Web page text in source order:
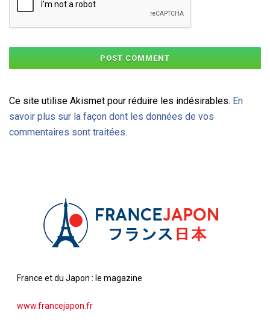
Ce site utilise Akismet pour réduire les indésirables. En
savoir plus sur la façon dont les données de vos
commentaires sont traitées.
France et du Japon : le magazine
www.francejapon.fr